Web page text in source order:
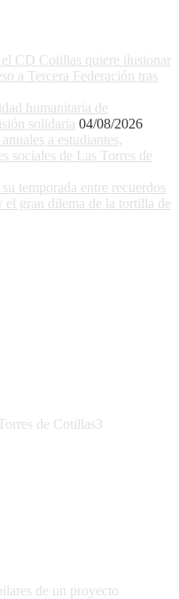
CD Cotillas quiere ilusionar
a Tercera Federación tras
humanitaria de
solidaria 04/08/2026
a estudiantes,
sociales de Las Torres de
temporada entre recuerdos
el gran dilema de la tortilla de
de Cotillas3
de un proyecto